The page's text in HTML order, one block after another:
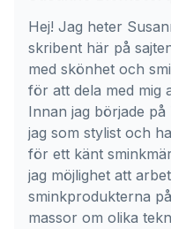
Hej! Jag heter
skribent här på
med skönhet och
för att dela med mig
Innan jag började
jag som stylist och
för ett känt
jag möjlighet att
sminkprodukterna
massor om olika